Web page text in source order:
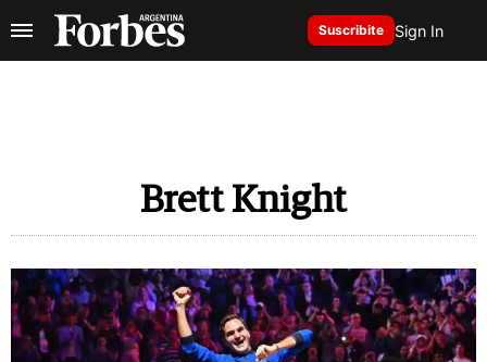
Suscribite Sign In
Brett Knight